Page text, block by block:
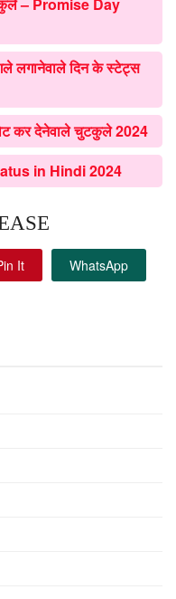
– Promise Day
लगानेवाले दिन के स्टेट्स
कर देनेवाले चुटकुले 2024
in Hindi 2024
It WhatsApp